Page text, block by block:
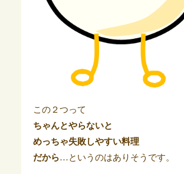
この２つって
ちゃんとやらないと
めっちゃ失敗しやすい料理
だから…というのはありそうです。